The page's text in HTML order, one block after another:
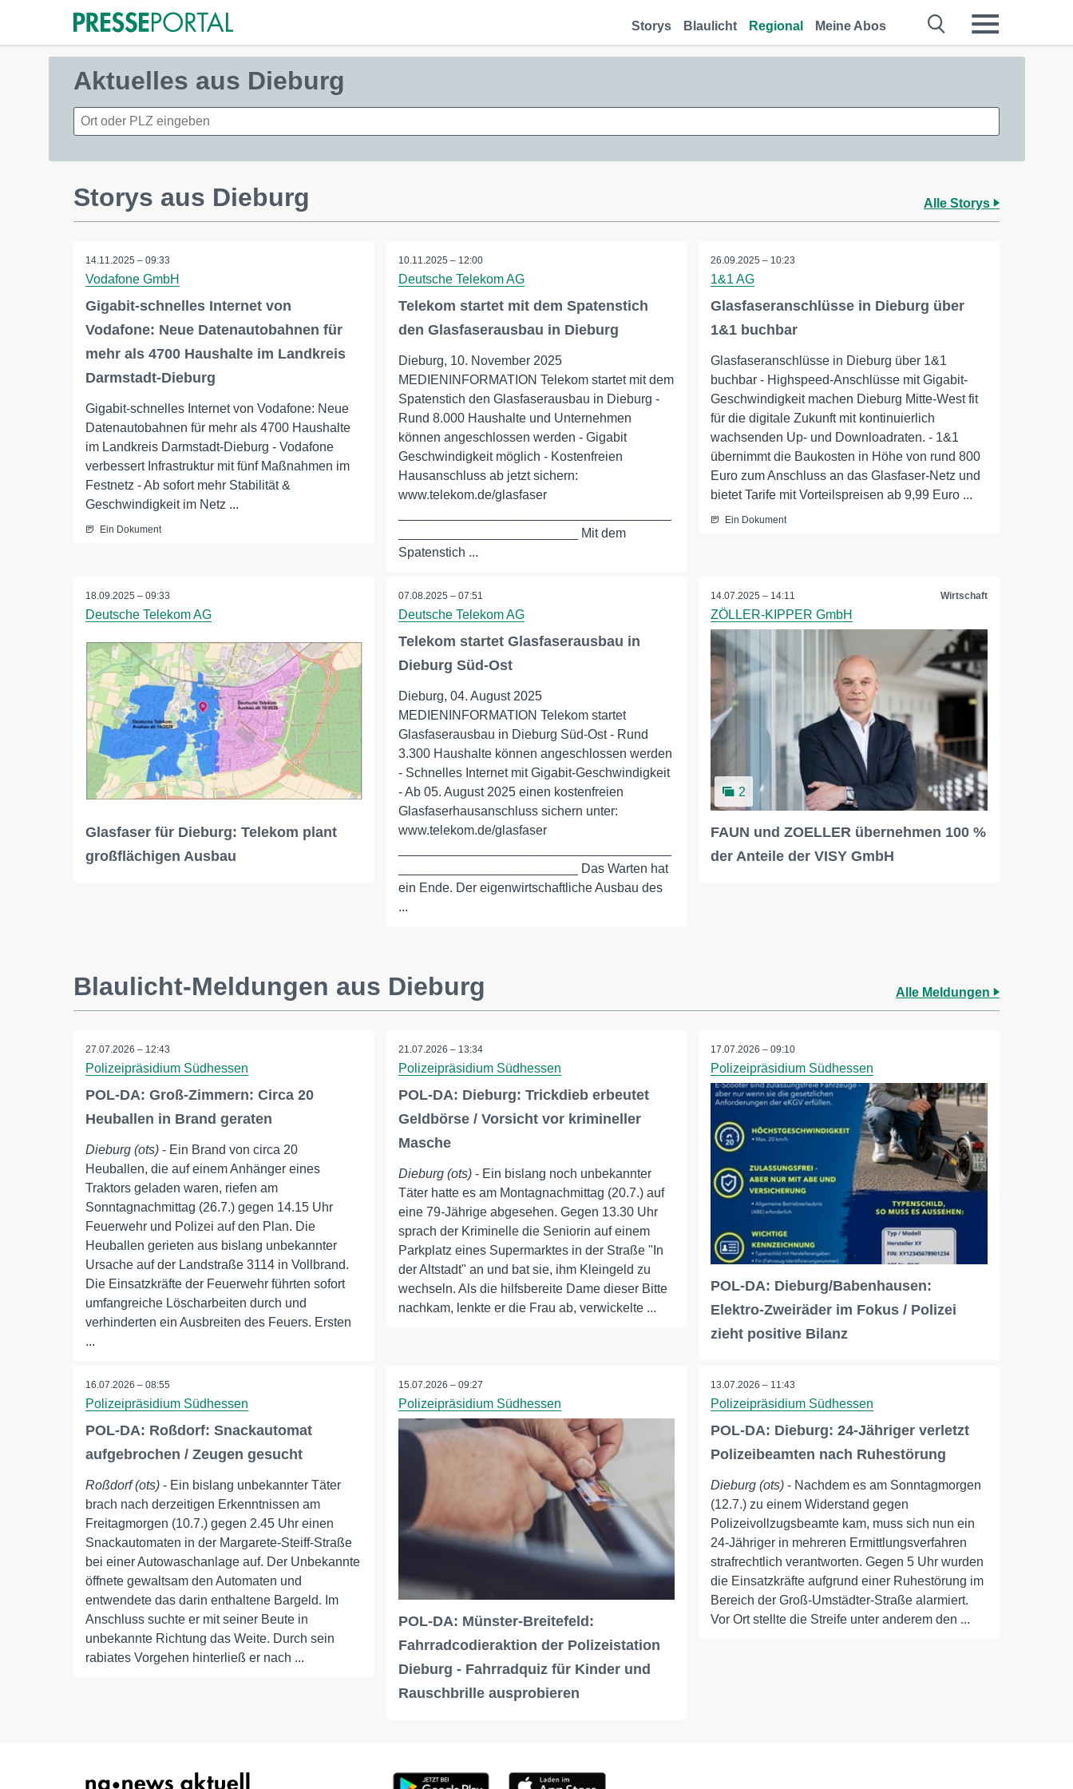
Storys Blaulicht Regional Meine Abos
Aktuelles aus Dieburg
Storys aus Dieburg Alle Storys
14.11.2025 – 09:33
Vodafone GmbH
Gigabit-schnelles Internet von
Vodafone: Neue Datenautobahnen für
mehr als 4700 Haushalte im Landkreis
Darmstadt-Dieburg
Gigabit-schnelles Internet von Vodafone: Neue
Datenautobahnen für mehr als 4700 Haushalte
im Landkreis Darmstadt-Dieburg - Vodafone
verbessert Infrastruktur mit fünf Maßnahmen im
Festnetz - Ab sofort mehr Stabilität &
Geschwindigkeit im Netz ...
Ein Dokument
10.11.2025 – 12:00
Deutsche Telekom AG
Telekom startet mit dem Spatenstich
den Glasfaserausbau in Dieburg
Dieburg, 10. November 2025
MEDIENINFORMATION Telekom startet mit dem
Spatenstich den Glasfaserausbau in Dieburg -
Rund 8.000 Haushalte und Unternehmen
können angeschlossen werden - Gigabit
Geschwindigkeit möglich - Kostenfreien
Hausanschluss ab jetzt sichern:
www.telekom.de/glasfaser
_________________________ Mit dem
Spatenstich ...
26.09.2025 – 10:23
1&1 AG
Glasfaseranschlüsse in Dieburg über
1&1 buchbar
Glasfaseranschlüsse in Dieburg über 1&1
buchbar - Highspeed-Anschlüsse mit Gigabit-
Geschwindigkeit machen Dieburg Mitte-West fit
für die digitale Zukunft mit kontinuierlich
wachsenden Up- und Downloadraten. - 1&1
übernimmt die Baukosten in Höhe von rund 800
Euro zum Anschluss an das Glasfaser-Netz und
bietet Tarife mit Vorteilspreisen ab 9,99 Euro ...
Ein Dokument
18.09.2025 – 09:33
Deutsche Telekom AG
Glasfaser für Dieburg: Telekom plant
großflächigen Ausbau
07.08.2025 – 07:51
Deutsche Telekom AG
Telekom startet Glasfaserausbau in
Dieburg Süd-Ost
Dieburg, 04. August 2025
MEDIENINFORMATION Telekom startet
Glasfaserausbau in Dieburg Süd-Ost - Rund
3.300 Haushalte können angeschlossen werden
- Schnelles Internet mit Gigabit-Geschwindigkeit
- Ab 05. August 2025 einen kostenfreien
Glasfaserhausanschluss sichern unter:
www.telekom.de/glasfaser
_________________________ Das Warten hat
ein Ende. Der eigenwirtschaftliche Ausbau des
...
14.07.2025 – 14:11 Wirtschaft
ZÖLLER-KIPPER GmbH
2
FAUN und ZOELLER übernehmen 100 %
der Anteile der VISY GmbH
Blaulicht-Meldungen aus Dieburg Alle Meldungen
27.07.2026 – 12:43
Polizeipräsidium Südhessen
POL-DA: Groß-Zimmern: Circa 20
Heuballen in Brand geraten
Dieburg (ots) - Ein Brand von circa 20
Heuballen, die auf einem Anhänger eines
Traktors geladen waren, riefen am
Sonntagnachmittag (26.7.) gegen 14.15 Uhr
Feuerwehr und Polizei auf den Plan. Die
Heuballen gerieten aus bislang unbekannter
Ursache auf der Landstraße 3114 in Vollbrand.
Die Einsatzkräfte der Feuerwehr führten sofort
umfangreiche Löscharbeiten durch und
verhinderten ein Ausbreiten des Feuers. Ersten
...
21.07.2026 – 13:34
Polizeipräsidium Südhessen
POL-DA: Dieburg: Trickdieb erbeutet
Geldbörse / Vorsicht vor krimineller
Masche
Dieburg (ots)- Ein bislang noch unbekannter
Täter hatte es am Montagnachmittag (20.7.) auf
eine 79-Jährige abgesehen. Gegen 13.30 Uhr
sprach der Kriminelle die Seniorin auf einem
Parkplatz eines Supermarktes in der Straße "In
der Altstadt" an und bat sie, ihm Kleingeld zu
wechseln. Als die hilfsbereite Dame dieser Bitte
nachkam, lenkte er die Frau ab, verwickelte ...
17.07.2026 – 09:10
Polizeipräsidium Südhessen
POL-DA: Dieburg/Babenhausen:
Elektro-Zweiräder im Fokus / Polizei
zieht positive Bilanz
16.07.2026 – 08:55
Polizeipräsidium Südhessen
POL-DA: Roßdorf: Snackautomat
aufgebrochen / Zeugen gesucht
Roßdorf (ots) - Ein bislang unbekannter Täter
brach nach derzeitigen Erkenntnissen am
Freitagmorgen (10.7.) gegen 2.45 Uhr einen
Snackautomaten in der Margarete-Steiff-Straße
bei einer Autowaschanlage auf. Der Unbekannte
öffnete gewaltsam den Automaten und
entwendete das darin enthaltene Bargeld. Im
Anschluss suchte er mit seiner Beute in
unbekannte Richtung das Weite. Durch sein
rabiates Vorgehen hinterließ er nach ...
15.07.2026 – 09:27
Polizeipräsidium Südhessen
POL-DA: Münster-Breitefeld:
Fahrradcodieraktion der Polizeistation
Dieburg - Fahrradquiz für Kinder und
Rauschbrille ausprobieren
13.07.2026 – 11:43
Polizeipräsidium Südhessen
POL-DA: Dieburg: 24-Jähriger verletzt
Polizeibeamten nach Ruhestörung
Dieburg (ots) - Nachdem es am Sonntagmorgen
(12.7.) zu einem Widerstand gegen
Polizeivollzugsbeamte kam, muss sich nun ein
24-Jähriger in mehreren Ermittlungsverfahren
strafrechtlich verantworten. Gegen 5 Uhr wurden
die Einsatzkräfte aufgrund einer Ruhestörung im
Bereich der Groß-Umstädter-Straße alarmiert.
Vor Ort stellte die Streife unter anderem den ...